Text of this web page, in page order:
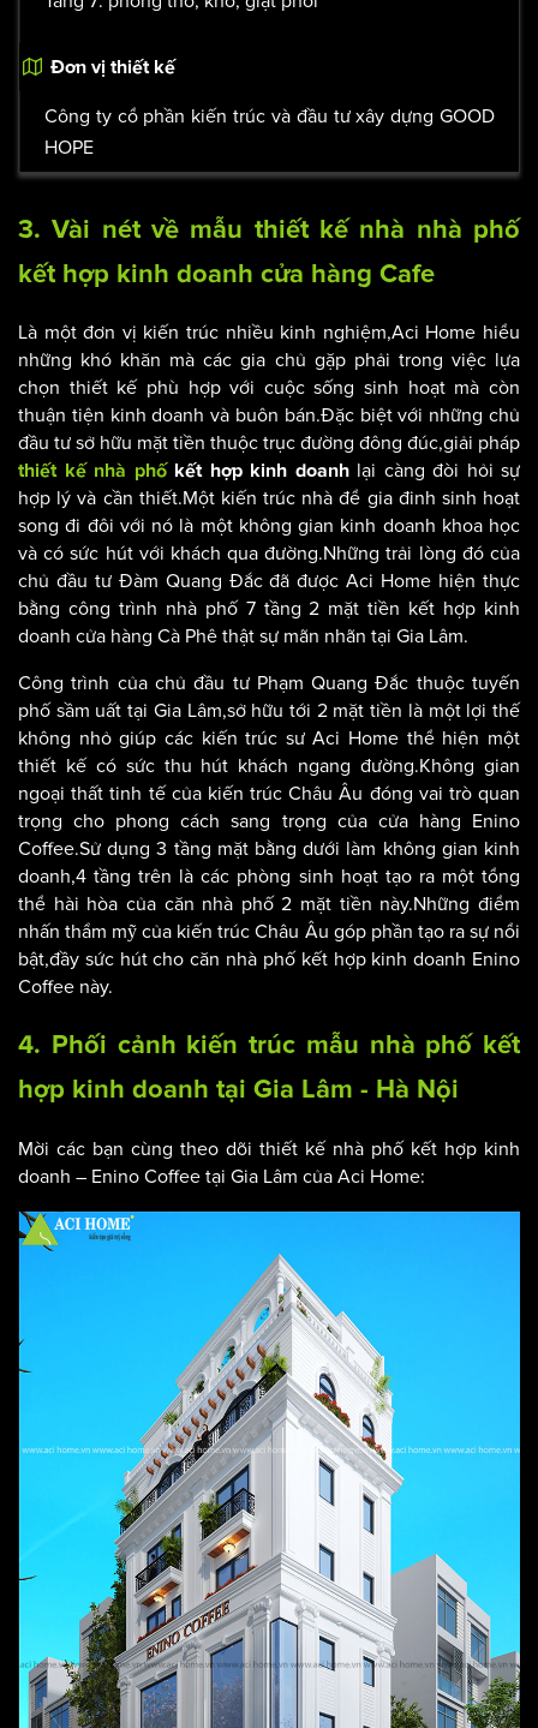
Tầng 7: phòng thờ, kho, giặt phơi
Đơn vị thiết kế
Công ty cổ phần kiến trúc và đầu tư xây dựng GOOD
3. Vài nét về mẫu thiết kế nhà nhà phố
kết hợp kinh doanh cửa hàng Cafe
Là một đơn vị kiến trúc nhiều kinh nghiệm,Aci Home hiểu
những khó khăn mà các gia chủ gặp phải trong việc lựa
chọn thiết kế phù hợp với cuộc sống sinh hoạt mà còn
thuận tiện kinh doanh và buôn bán.Đặc biệt với những chủ
đầu tư sở hữu mặt tiền thuộc trục đường đông đúc,giải pháp
thiết kế nhà phốkết hợp kinh doanhlại càng đòi hỏi sự
hợp lý và cần thiết.Một kiến trúc nhà để gia đinh sinh hoạt
song đi đôi với nó là một không gian kinh doanh khoa học
và có sức hút với khách qua đường.Những trải lòng đó của
chủ đầu tư Đàm Quang Đắc đã được Aci Home hiện thực
bằng công trình nhà phố 7 tầng 2 mặt tiền kết hợp kinh
doanh cửa hàng Cà Phê thật sự mãn nhãn tại Gia Lâm.
Công trình của chủ đầu tư Phạm Quang Đắc thuộc tuyến
phố sầm uất tại Gia Lâm,sở hữu tới 2 mặt tiền là một lợi thế
không nhỏ giúp các kiến trúc sư Aci Home thể hiện một
thiết kế có sức thu hút khách ngang đường.Không gian
ngoại thất tinh tế của kiến trúc Châu Âu đóng vai trò quan
trọng cho phong cách sang trọng của cửa hàng Enino
Coffee.Sử dụng 3 tầng mặt bằng dưới làm không gian kinh
doanh,4 tầng trên là các phòng sinh hoạt tạo ra một tổng
thể hài hòa của căn nhà phố 2 mặt tiền này.Những điểm
nhấn thẩm mỹ của kiến trúc Châu Âu góp phần tạo ra sự nổi
bật,đầy sức hút cho căn nhà phố kết hợp kinh doanh Enino
Coffee này.
4. Phối cảnh kiến trúc mẫu nhà phố kết
hợp kinh doanh tại Gia Lâm - Hà Nội
Mời các bạn cùng theo dõi
thiết kế nhà phố kết hợp kinh
– Enino Coffee tại Gia Lâm của Aci Home: